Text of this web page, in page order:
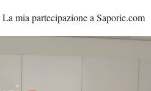
La mia partecipazione a Saporie.com